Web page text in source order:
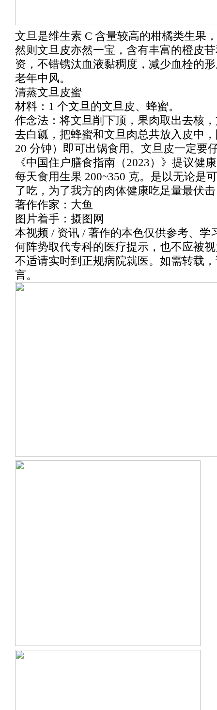
文旦是维生素 C 含量较高的柑橘类生果
然则文旦皮亦然一宝，含有丰富的橙皮
资，不错镌汰血液黏稠度，减少血栓的
老年中风。
清蒸文旦皮蜜
材料：1 个文旦的文旦皮、蜂蜜。
作念法：将文旦削下顶，果肉取出去核
去白瓤，把蜂蜜和文旦肉总共放入皮中
20 分钟）即可出锅食用。文旦皮一定要
《中国住户膳食指南（2023）》提议健
每天食用生果 200~350 克。是以无论是
了吃，为了我方的肉体健康吃足量最伏
著作作家：大鱼
图片着手：摄图网
本视频 / 资讯 / 著作的本色仅供参考、学
何阵势取代专科的医疗提示，也不应被
不适请实时到正规病院就医。如需转载
言。